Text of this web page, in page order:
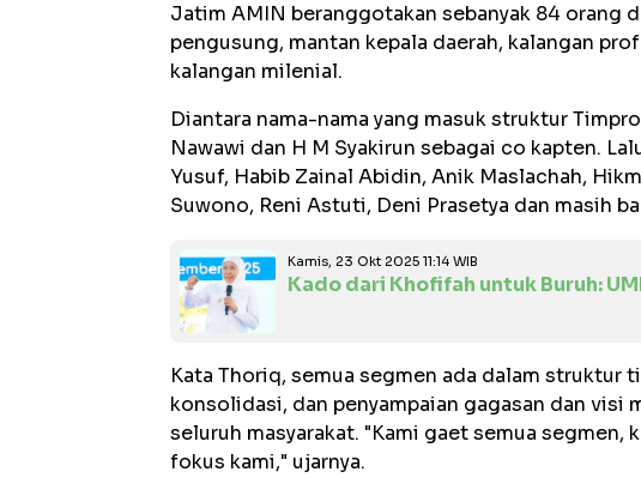
Jatim AMIN beranggotakan sebanyak 84 orang
pengusung, mantan kepala daerah, kalangan
kalangan milenial.
Diantara nama-nama yang masuk struktur
Nawawi dan H M Syakirun sebagai co kapten.
Yusuf, Habib Zainal Abidin, Anik Maslachah,
Suwono, Reni Astuti, Deni Prasetya dan masih
Kamis, 23 Okt 2025 11:14 WIB
Kado dari Khofifah untuk Buruh:
Kata Thoriq, semua segmen ada dalam struktur
konsolidasi, dan penyampaian gagasan dan visi
seluruh masyarakat. "Kami gaet semua segmen,
fokus kami," ujarnya.